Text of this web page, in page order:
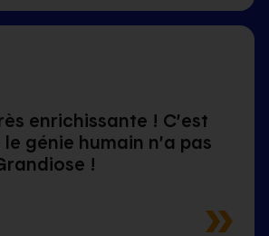
enrichissante ! C’est
génie humain n’a pas
!